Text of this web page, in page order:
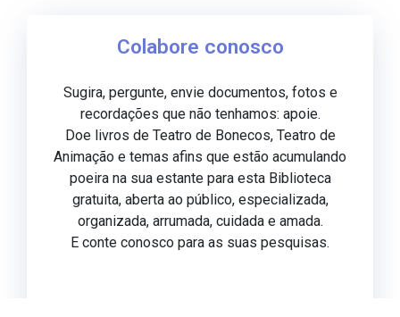
Colabore conosco
Sugira, pergunte, envie documentos, fotos e
recordações que não tenhamos: apoie.
Doe livros de Teatro de Bonecos, Teatro de
Animação e temas afins que estão acumulando
poeira na sua estante para esta Biblioteca
gratuita, aberta ao público, especializada,
organizada, arrumada, cuidada e amada.
E conte conosco para as suas pesquisas.